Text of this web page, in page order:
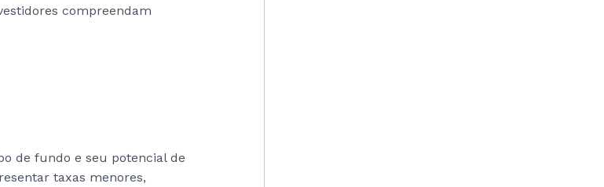
compreendam
de fundo e seu potencial de
taxas menores,